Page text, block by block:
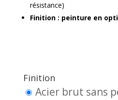
résistance)
Finition : peinture en
Finition
Acier brut sans